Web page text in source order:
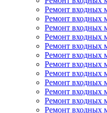
Ремонт входных
Ремонт входных
Ремонт входных
Ремонт входных
Ремонт входных
Ремонт входных
Ремонт входных
Ремонт входных
Ремонт входных
Ремонт входных
Ремонт входных
Ремонт входных